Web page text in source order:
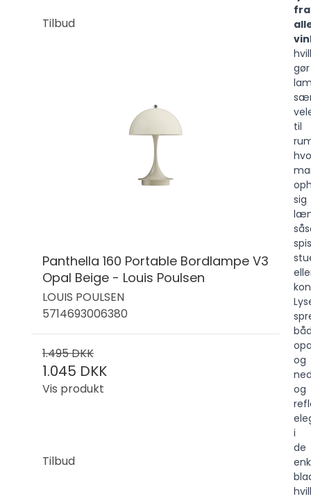
Tilbud
Panthella 160 Portable Bordlampe V3
Opal Beige - Louis Poulsen
LOUIS POULSEN
5714693006380
1.495 DKK
1.045 DKK
Vis produkt
Tilbud
fra
gør
til
sig
og
og
i
de